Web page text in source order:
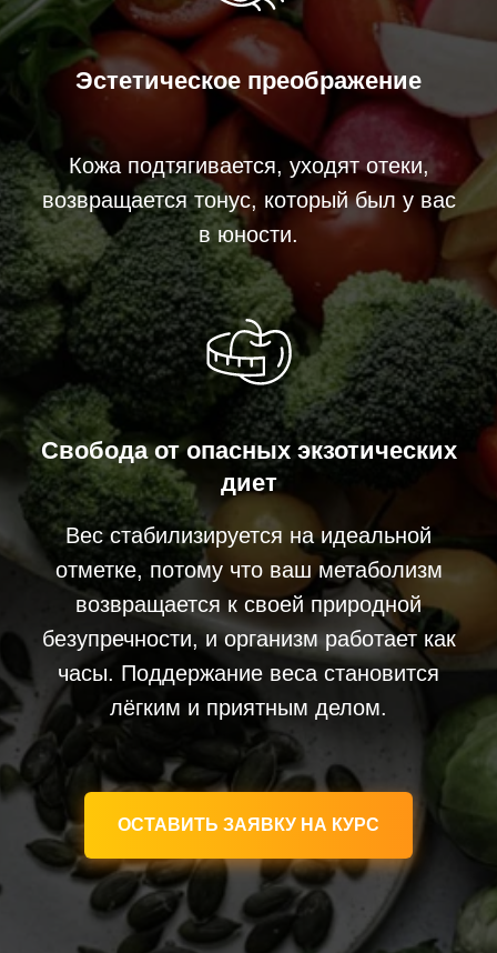
Эстетическое преображение
Кожа подтягивается, уходят отеки,
возвращается тонус, который был у вас
в юности.
Свобода от опасных экзотических
диет
Вес стабилизируется на идеальной
отметке, потому что ваш метаболизм
возвращается к своей природной
безупречности, и организм работает как
часы. Поддержание веса становится
лёгким и приятным делом.
ОСТАВИТЬ ЗАЯВКУ НА КУРС